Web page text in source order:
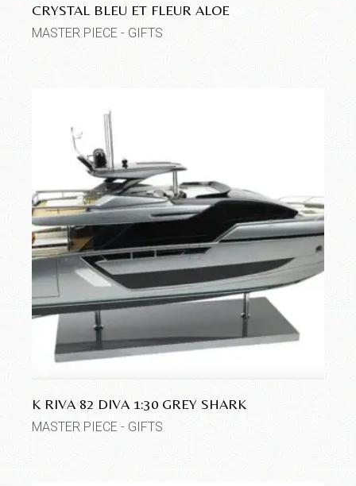
CRYSTAL BLEU ET FLEUR ALOE
MASTER PIECE - GIFTS
K RIVA 82 DIVA 1:30 GREY SHARK
MASTER PIECE - GIFTS